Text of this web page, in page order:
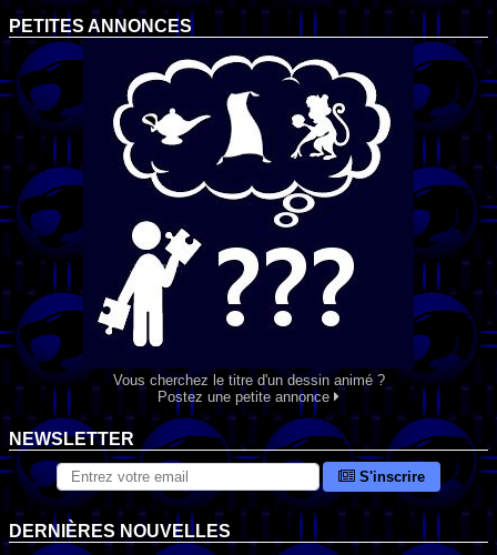
PETITES ANNONCES
Vous cherchez le titre d'un dessin animé ?
Postez une petite annonce
NEWSLETTER
S'inscrire
DERNIÈRES NOUVELLES